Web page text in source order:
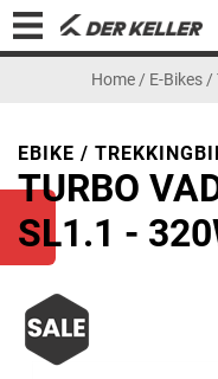
Home / E-Bikes /
EBIKE /
TURBO
SL1.1 -